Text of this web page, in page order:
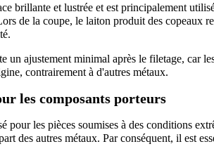
brillante et lustrée et est principalement
de la coupe, le laiton produit des copeaux
un ajustement minimal après le filetage, car
contrairement à d'autres métaux.
les composants porteurs
pour les pièces soumises à des conditions
des autres métaux. Par conséquent, il est